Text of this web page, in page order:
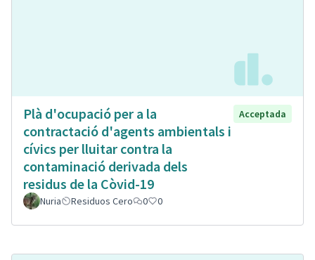
Plà d'ocupació per a la
contractació d'agents ambientals i
cívics per lluitar contra la
contaminació derivada dels
residus de la Còvid-19
Acceptada
Nuria Residuos Cero 0 0